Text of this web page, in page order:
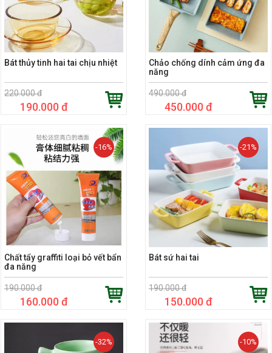
Bát thủy tinh hai tai chịu nhiệt
220.000 đ
190.000 đ
Chảo chống dính cảm ứng đa
năng
490.000 đ
450.000 đ
-16%
Chất tẩy graffiti loại bỏ vết bẩn
đa năng
190.000 đ
160.000 đ
-21%
Bát sứ hai tai
190.000 đ
150.000 đ
-32% -10%